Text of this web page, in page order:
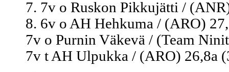
7. 7v o Ruskon Pikkujätti /
8. 6v o AH Hehkuma / (ARO)
7v o Purnin Väkevä / (Team
7v t AH Ulpukka / (ARO) 26,8a